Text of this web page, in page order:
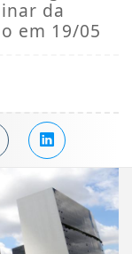
da
em 19/05